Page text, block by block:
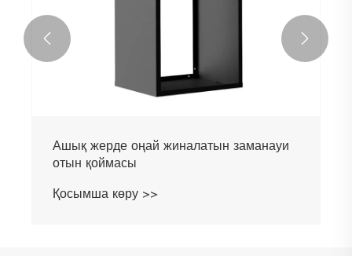
Ашық жерде оңай жиналатын заманауи
отын қоймасы
Қосымша көру >>
 